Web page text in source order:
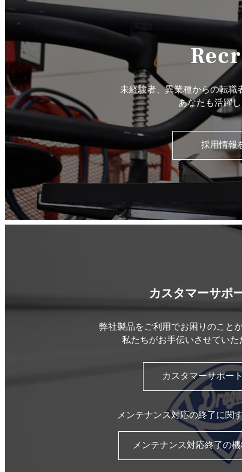
未経験者、異業種からの転職
あなたも活躍
採用情報
カスタマーサポ
弊社製品をご利用でお困りのこと
私たちがお手伝いさせていた
カスタマーサポー
メンテナンス対応の終了に関
メンテナンス対応終了の